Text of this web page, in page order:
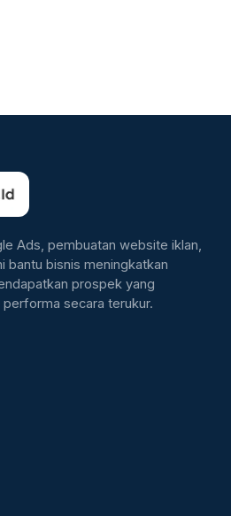
Ads, pembuatan website iklan,
bantu bisnis meningkatkan
prospek yang
secara terukur.